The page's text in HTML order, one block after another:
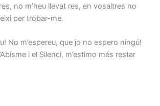
no m’heu llevat res, en vosaltres no
per trobar-me.
No m’espereu, que jo no espero ningú!
i el Silenci, m’estimo més restar